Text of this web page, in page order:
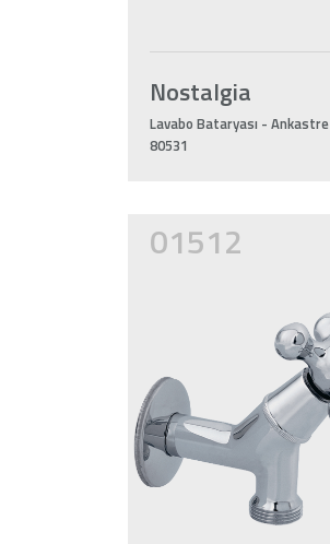
Nostalgia
Lavabo Bataryası - Ankastre
80531
01512